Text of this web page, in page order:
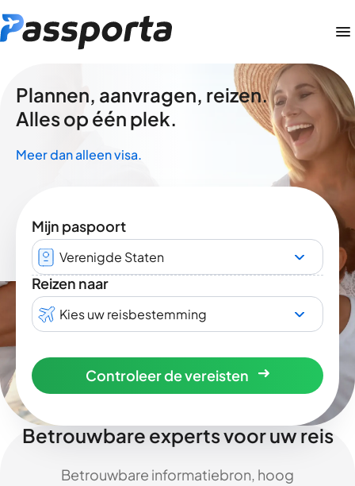
Plannen, aanvragen, reizen.
Alles op één plek.
Meer dan alleen visa.
Mijn paspoort
Verenigde Staten
Reizen naar
Kies uw reisbestemming
Controleer de vereisten
Betrouwbare experts voor uw reis
Betrouwbare informatiebron, hoog